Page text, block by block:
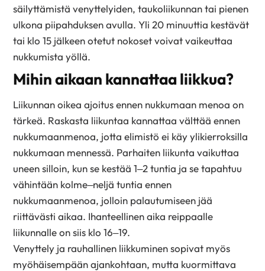
säilyttämistä venyttelyiden, taukoliikunnan tai pienen
ulkona piipahduksen avulla. Yli 20 minuuttia kestävät
tai klo 15 jälkeen otetut nokoset voivat vaikeuttaa
nukkumista yöllä.
Mihin aikaan kannattaa liikkua?
Liikunnan oikea ajoitus ennen nukkumaan menoa on
tärkeä. Raskasta liikuntaa kannattaa välttää ennen
nukkumaanmenoa, jotta elimistö ei käy ylikierroksilla
nukkumaan mennessä. Parhaiten liikunta vaikuttaa
uneen silloin, kun se kestää 1–2 tuntia ja se tapahtuu
vähintään kolme–neljä tuntia ennen
nukkumaanmenoa, jolloin palautumiseen jää
riittävästi aikaa. Ihanteellinen aika reippaalle
liikunnalle on siis klo 16–19.
Venyttely ja rauhallinen liikkuminen sopivat myös
myöhäisempään ajankohtaan, mutta kuormittava